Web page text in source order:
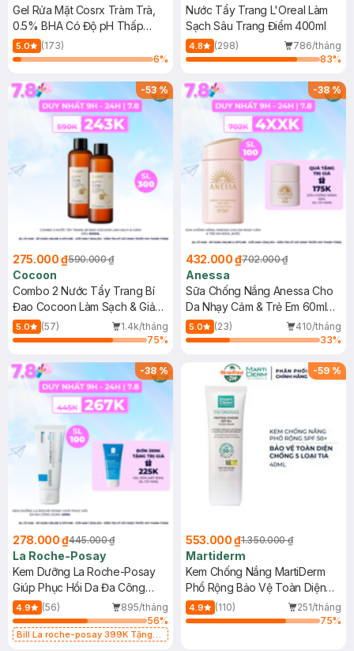
Gel Rửa Mặt Cosrx Tràm Trà,
0.5% BHA Có Độ pH Thấp
150ml
5.0
(173)
6%
Nước Tẩy Trang L'Oreal Làm
Sạch Sâu Trang Điểm 400ml
4.8 (298)
786/tháng
83%
-53%
275.000 ₫590.000 ₫
Cocoon
Combo 2 Nước Tẩy Trang Bí
Đao Cocoon Làm Sạch & Giảm
Dầu 500ml
5.0 (57)
1.4k/tháng
75%
-38%
432.000 ₫702.000 ₫
Anessa
Sữa Chống Nắng Anessa Cho
Da Nhạy Cảm & Trẻ Em 60ml
(Mới)
5.0 (23)
410/tháng
33%
-38%
278.000 ₫445.000 ₫
La Roche-Posay
Kem Dưỡng La Roche-Posay
Giúp Phục Hồi Da Đa Công
Dụng 40ml
4.9 (56)
895/tháng
56%
Bill La roche-posay 399K Tặng
-59 %
553.000 ₫1.350.000 ₫
Martiderm
Kem Chống Nắng MartiDerm
Phổ Rộng Bảo Vệ Toàn Diện
40ml
4.9 (110)
251/tháng
75%